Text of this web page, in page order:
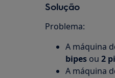
Solução
Problema:
A máquina
bipes ou 2
A máquina